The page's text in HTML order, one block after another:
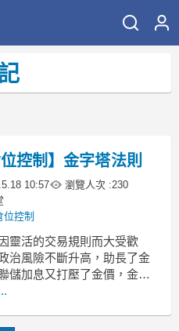
控制】金字塔法則
10:57 瀏覽人次 :230
位控制
靈活的交易規則而大受歡
治風險不斷升高，助長了金
儲加息又打壓了金價，金價
投資者利用雙向交易規則可